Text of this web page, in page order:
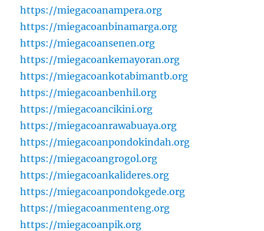
https://miegacoanampera.org
https://miegacoanbinamarga.org
https://miegacoansenen.org
https://miegacoankemayoran.org
https://miegacoankotabimantb.org
https://miegacoanbenhil.org
https://miegacoancikini.org
https://miegacoanrawabuaya.org
https://miegacoanpondokindah.org
https://miegacoangrogol.org
https://miegacoankalideres.org
https://miegacoanpondokgede.org
https://miegacoanmenteng.org
https://miegacoanpik.org